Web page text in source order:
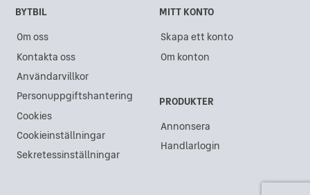
BYTBIL
Om oss
Kontakta oss
Användarvillkor
Personuppgiftshantering
Cookies
Cookieinställningar
Sekretessinställningar
MITT KONTO
Skapa ett konto
Om konton
PRODUKTER
Annonsera
Handlarlogin